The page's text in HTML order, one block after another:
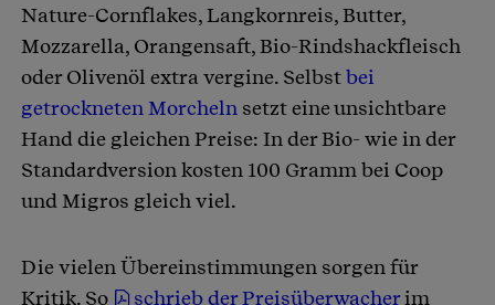
Nature-Cornflakes, Langkornreis, Butter,
Mozzarella, Orangensaft, Bio-Rindshackfleisch
oder Olivenöl extra vergine. Selbstbei
getrockneten Morcheln setzt eine unsichtbare
Hand die gleichen Preise: In der Bio- wie in der
Standardversion kosten 100 Gramm bei Coop
und Migros gleich viel.
Die vielen Übereinstimmungen sorgen für
Kritik. So
schrieb der Preisüberwacherim